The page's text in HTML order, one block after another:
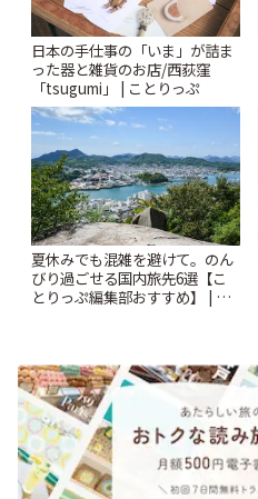
日本の手仕事の「いま」が詰ま
った器と雑貨のお店/西荻窪
「tsugumi」 | ことりっぷ
夏休みでも混雑を避けて。のん
びり過ごせる国内旅先6選【こ
とりっぷ編集部おすすめ】 | こ